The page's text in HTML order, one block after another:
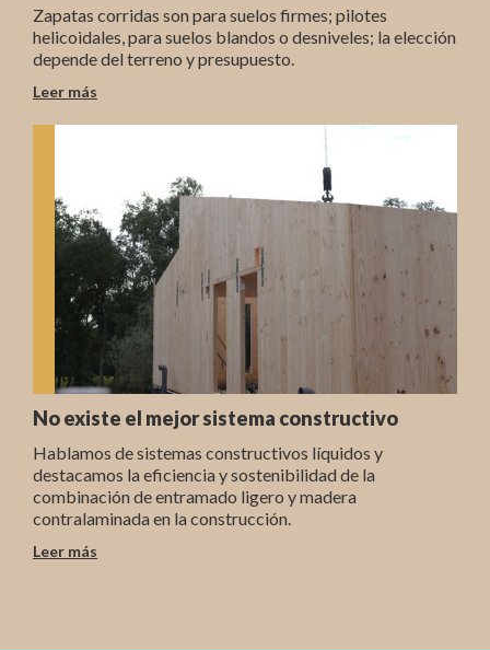
Zapatas corridas son para suelos firmes; pilotes
helicoidales, para suelos blandos o desniveles; la elección
depende del terreno y presupuesto.
Leer más
No existe el mejor sistema constructivo
Hablamos de sistemas constructivos líquidos y
destacamos la eficiencia y sostenibilidad de la
combinación de entramado ligero y madera
contralaminada en la construcción.
Leer más